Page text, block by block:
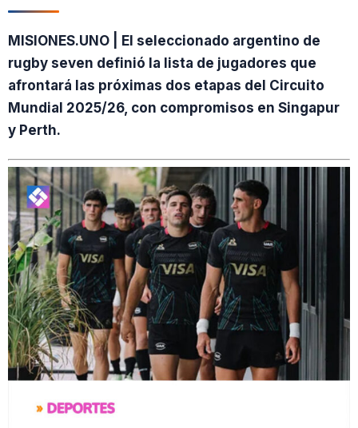
MISIONES.UNO | El seleccionado argentino de
rugby seven definió la lista de jugadores que
afrontará las próximas dos etapas del Circuito
Mundial 2025/26, con compromisos en Singapur
y Perth.